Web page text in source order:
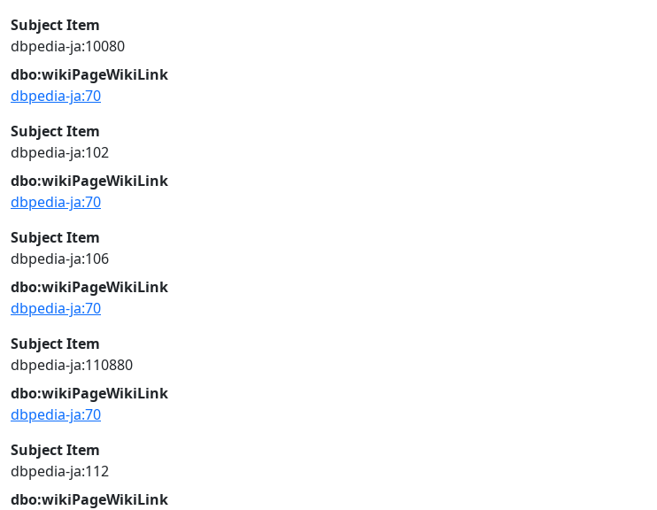
Subject Item
dbpedia-ja:10080
dbo:wikiPageWikiLink
dbpedia-ja:70
Subject Item
dbpedia-ja:102
dbo:wikiPageWikiLink
dbpedia-ja:70
Subject Item
dbpedia-ja:106
dbo:wikiPageWikiLink
dbpedia-ja:70
Subject Item
dbpedia-ja:110880
dbo:wikiPageWikiLink
dbpedia-ja:70
Subject Item
dbpedia-ja:112
dbo:wikiPageWikiLink